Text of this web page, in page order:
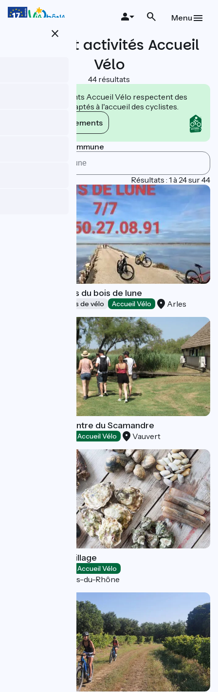
Aller
close
Menu
Loisirs et activités Accueil
Vélo
44 résultats
Les établissements Accueil Vélo respectent des
engagements adaptés à l'accueil des cyclistes.
Voir les engagements
Rechercher par commune
Résultats : 1 à 24 sur 44
Location de vélos du bois de lune
Loueurs/réparateurs de vélo Accueil Vélo Arles
Les visites du Centre du Scamandre
Accueil Vélo Vauvert
Camargue Coquillage
Accueil Vélo
Port-Saint-Louis-du-Rhône